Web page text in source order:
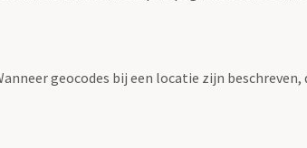
geocodes bij een locatie zijn